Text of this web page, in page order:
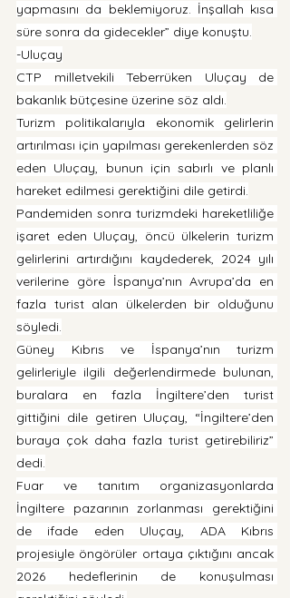
yapmasını da beklemiyoruz. İnşallah kısa
süre sonra da gidecekler” diye konuştu.
-Uluçay
CTP milletvekili Teberrüken Uluçay de
bakanlık bütçesine üzerine söz aldı.
Turizm politikalarıyla ekonomik gelirlerin
artırılması için yapılması gerekenlerden söz
eden Uluçay, bunun için sabırlı ve planlı
hareket edilmesi gerektiğini dile getirdi.
Pandemiden sonra turizmdeki hareketliliğe
işaret eden Uluçay, öncü ülkelerin turizm
gelirlerini artırdığını kaydederek, 2024 yılı
verilerine göre İspanya’nın Avrupa’da en
fazla turist alan ülkelerden bir olduğunu
söyledi.
Güney Kıbrıs ve İspanya’nın turizm
gelirleriyle ilgili değerlendirmede bulunan,
buralara en fazla İngiltere’den turist
gittiğini dile getiren Uluçay, “İngiltere’den
buraya çok daha fazla turist getirebiliriz”
dedi.
Fuar ve tanıtım organizasyonlarda
İngiltere pazarının zorlanması gerektiğini
de ifade eden Uluçay, ADA Kıbrıs
projesiyle öngörüler ortaya çıktığını ancak
2026 hedeflerinin de konuşulması